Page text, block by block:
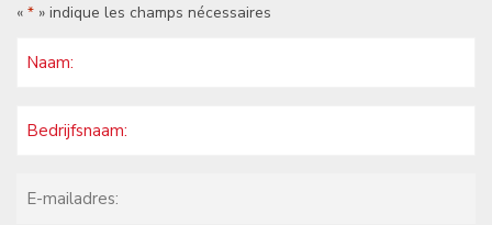
« * » indique les champs nécessaires
name